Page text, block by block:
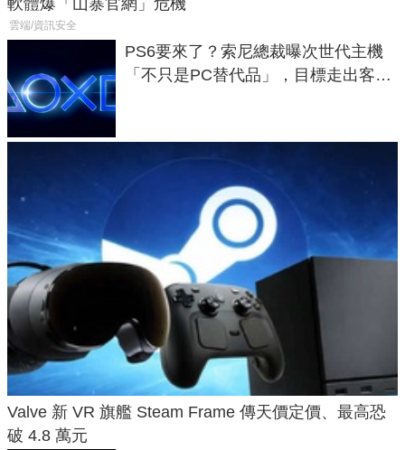
雲端/資訊安全
PS6要來了？索尼總裁曝次世代主機
「不只是PC替代品」，目標走出客
Valve 新 VR 旗艦 Steam Frame 傳天價定價、最高恐
破 4.8 萬元